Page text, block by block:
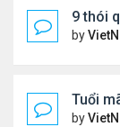
9 thói
by
Tuổi
by